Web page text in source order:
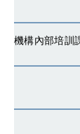
機構內部培訓